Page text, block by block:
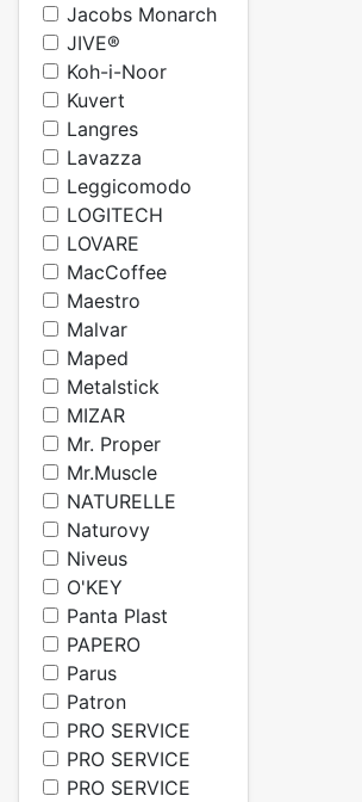
Jacobs Monarch
JIVE®
Koh-i-Noor
Kuvert
Langres
Lavazza
Leggicomodo
LOGITECH
LOVARE
MacCoffee
Maestro
Malvar
Maped
Metalstick
MIZAR
Mr. Proper
Mr.Muscle
NATURELLE
Naturovy
Niveus
O'KEY
Panta Plast
PAPERO
Parus
Patron
PRO SERVICE
PRO SERVICE
PRO SERVICE